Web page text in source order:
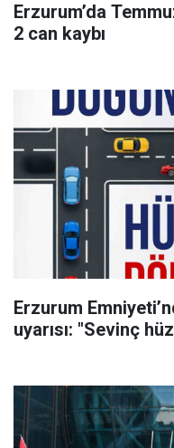
Erzurum’da
2 can kaybı
Erzurum
uyarısı: "Sevinç